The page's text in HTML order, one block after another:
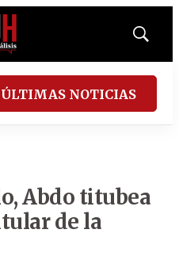
Mostrar
ÚLTIMAS NOTICIAS
Abdo titubea
de la